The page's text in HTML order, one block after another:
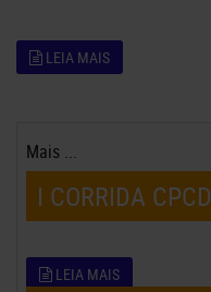
LEIA MAIS
Mais ...
I CORRIDA CPCD
LEIA MAIS